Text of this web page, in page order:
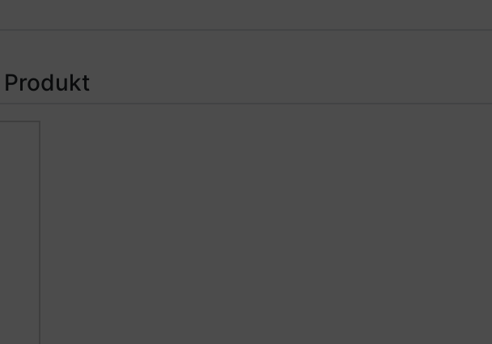
Sie mit der Tab-Taste zu den einzelnen Artikeln.